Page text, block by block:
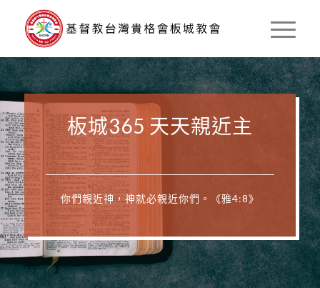
板城365 天天親近主
你們親近神，神就必親近你們。《雅4:8》